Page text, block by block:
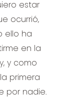
estar
ocurrió,
ello ha
en la
y como
primera
por nadie.